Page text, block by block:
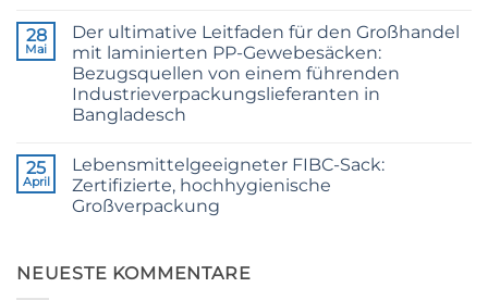
and
36/4
Configurations
zu
24/3
CB
Grade
Jute
Yarn:
Premium
Weaving,
Packaging
and
Industrial
Applications
28
Mai
Der ultimative Leitfaden für den Großhandel
mit laminierten PP-Gewebesäcken:
Bezugsquellen von einem führenden
Industrieverpackungslieferanten in
Bangladesch
zu
The
Ultimate
Guide
Bags
25
April
Lebensmittelgeeigneter FIBC-Sack:
Zertifizierte, hochhygienische
Großverpackung
Food
Grade
NEUESTE KOMMENTARE